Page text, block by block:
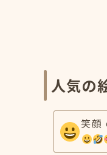
人気の
笑顔